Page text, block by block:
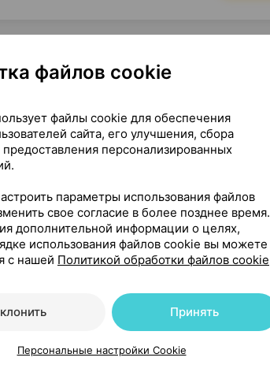
Беларусь
файлов cookie
файлы cookie для обеспечения
сайта, его улучшения, сбора
предоставления персонализированных
параметры использования файлов
свое согласие в более позднее время.
дополнительной информации о целях,
использования файлов cookie вы можете
с нашей Политикой обработки файлов cookie
Принять
Персональные настройки Cookie